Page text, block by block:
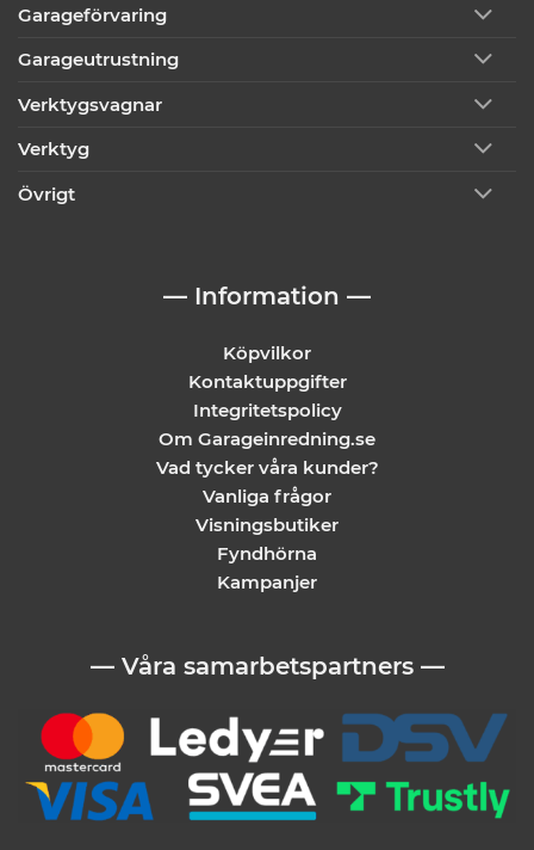
Garageförvaring
Garageutrustning
Verktygsvagnar
Verktyg
Övrigt
— Information —
Köpvilkor
Kontaktuppgifter
Integritetspolicy
Om Garageinredning.se
Vad tycker våra kunder?
Vanliga frågor
Visningsbutiker
Fyndhörna
Kampanjer
— Våra samarbetspartners —